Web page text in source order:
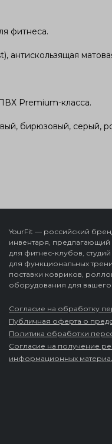
фитнеса.
антискользящая
Premium-класса.
бирюзовый, серый,
YourFit — российский
инвентаря, предлагающий
для фитнес-клубов,
для функциональных
поставки ковриков,
оборудования для
Согласие на обработку
Публичная оферта о
Политика обработки
Согласие на получение
информационных